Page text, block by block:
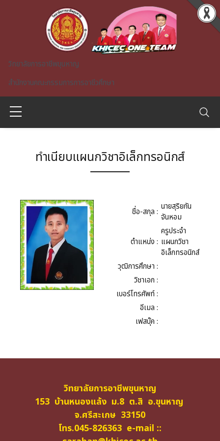
Skip to main content
วิทยาลัยการอาชีพขุนหาญ
สำนักงานคณะกรรมการการอาชีวศึกษา
ทำเนียบแผนกวิชาอิเล็กทรอนิกส์
ชื่อ-สกุล : นายสุริยกัน
จันหอม
ตำแหน่ง :
ครูประจำ
แผนกวิชา
อิเล็กทรอนิกส์
วุฒิการศึกษา :
วิชาเอก :
เบอร์โทรศัพท์ :
อีเมล :
เฟสบุ๊ค :
วิทยาลัยการอาชีพขุนหาญ
153 บ้านหนองแล้ง ม.8 ต.สิ อ.ขุนหาญ
จ.ศรีสะเกษ 33150
โทร.045-826363 e-mail ::